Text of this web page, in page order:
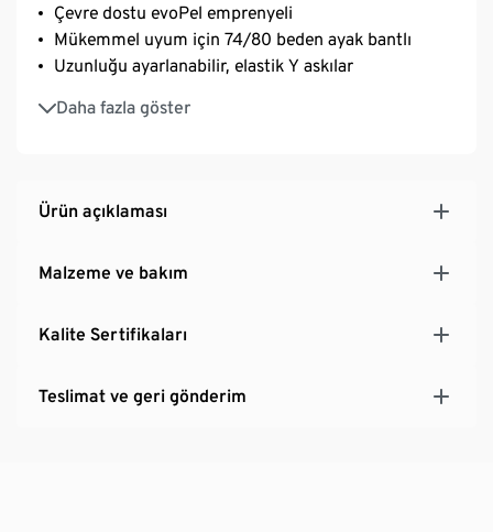
Çevre dostu evoPel emprenyeli
Mükemmel uyum için 74/80 beden ayak bantlı
Uzunluğu ayarlanabilir, elastik Y askılar
Daha fazla göster
Genişlik ayarı için yan çıtçıtlı
Kolay giyip çıkarmak için hafif tafta astar
Bacakta reflektörlü tasarım parçaları
Ürün açıklaması
Malzeme ve bakım
Kalite Sertifikaları
Teslimat ve geri gönderim